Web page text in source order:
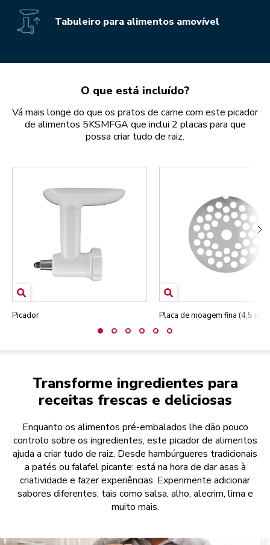
Tabuleiro para alimentos amovível
O que está incluído?
Vá mais longe do que os pratos de carne com este picador
de alimentos 5KSMFGA que inclui 2 placas para que
possa criar tudo de raiz.
Picador Placa de moagem fina (4,5 mm)
Transforme ingredientes para
receitas frescas e deliciosas
Enquanto os alimentos pré-embalados lhe dão pouco
controlo sobre os ingredientes, este picador de alimentos
ajuda a criar tudo de raiz. Desde hambúrgueres tradicionais
a patés ou falafel picante: está na hora de dar asas à
criatividade e fazer experiências. Experimente adicionar
sabores diferentes, tais como salsa, alho, alecrim, lima e
muito mais.